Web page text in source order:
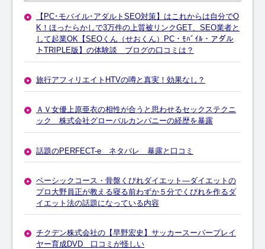
【PC･モバイル･アダルトSEO対策】はこれからは自分でO
K！ほったらかしで3万件の上質被リンクGET、SEO業者と
して起業OK【SEOくん（せおくん）PC・ﾓﾊﾞｲﾙ・アダル
トTRIPLE版】の体験談 ブログの口コミは？
旅行アフィリエイトHTVの噂と真実！効果なし？
ＡＶ女優上原亜衣の相性が合うと思わせるセックステクニ
ック 株式会社グローバルカンパニーの経歴を暴露
話題のPERFECT-e ネタバレ 暴露と口コミ
ベーシックコース・骨盤くびれダイエット―ダイエットの
プロ大野員正が教える寝る前わずか５分でくびれを作るダ
イエット法の話題になっている内容
チクデン株式会社の【早野宏史】サッカースーパープレイ
ヤー育成DVD 口コミが怪しい